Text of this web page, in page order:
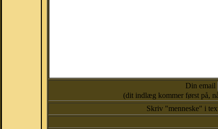
Din email
(dit indlæg kommer først på,
Skriv "menneske" i